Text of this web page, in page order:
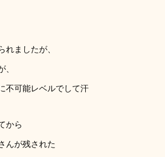
ましたが、
不可能レベルでして汗
から
んが残された